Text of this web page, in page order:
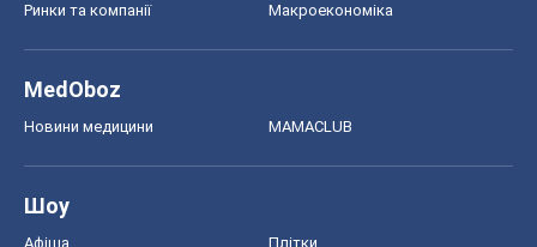
Ринки та компанії Макроекономіка
MedOboz
Новини медицини MAMACLUB
Шоу
Афіша Плітки